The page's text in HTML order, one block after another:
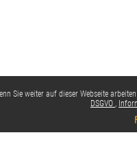
Sie weiter auf dieser Webseite
DSGVO